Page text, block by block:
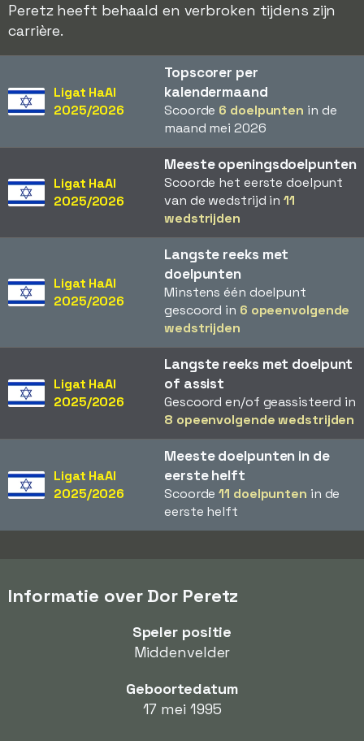
Peretz heeft behaald en verbroken tijdens zijn
carrière.
Ligat HaAl
2025/2026
Topscorer per
kalendermaand
Scoorde 6 doelpunten in de
maand mei 2026
Ligat HaAl
2025/2026
Meeste openingsdoelpunten
Scoorde het eerste doelpunt
van de wedstrijd in 11
wedstrijden
Ligat HaAl
2025/2026
Langste reeks met
doelpunten
Minstens één doelpunt
gescoord in 6 opeenvolgende
wedstrijden
Ligat HaAl
2025/2026
Langste reeks met doelpunt
of assist
Gescoord en/of geassisteerd in
8 opeenvolgende wedstrijden
Ligat HaAl
2025/2026
Meeste doelpunten in de
eerste helft
Scoorde11 doelpunten in de
eerste helft
Informatie over Dor Peretz
Speler positie
Middenvelder
Geboortedatum
17 mei 1995